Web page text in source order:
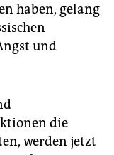
haben, gelang
und
die
werden jetzt